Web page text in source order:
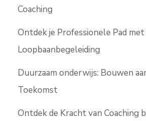
Coaching
Ontdek je Professionele Pad
Loopbaanbegeleiding
Duurzaam onderwijs: Bouwen
Toekomst
Ontdek de Kracht van Coaching